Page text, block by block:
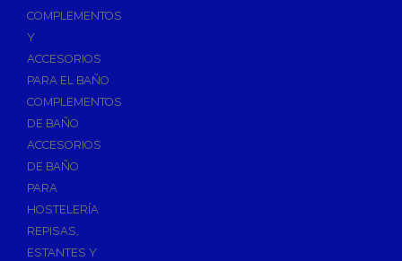
Válvulas para Calefacción
Válv. Mezcladora Termostática
Válvulas Motorizadas
Válvulas de Seguridad
Colectores de Calefacción
Bombas de Calor
Bombas de calor para ACS
Cocinas
Extractores de Cocina
COMPLEMENTOS
Y
ACCESORIOS
PARA EL BAÑO
COMPLEMENTOS
DE BAÑO
ACCESORIOS
DE BAÑO
PARA
HOSTELERÍA
REPISAS,
ESTANTES Y